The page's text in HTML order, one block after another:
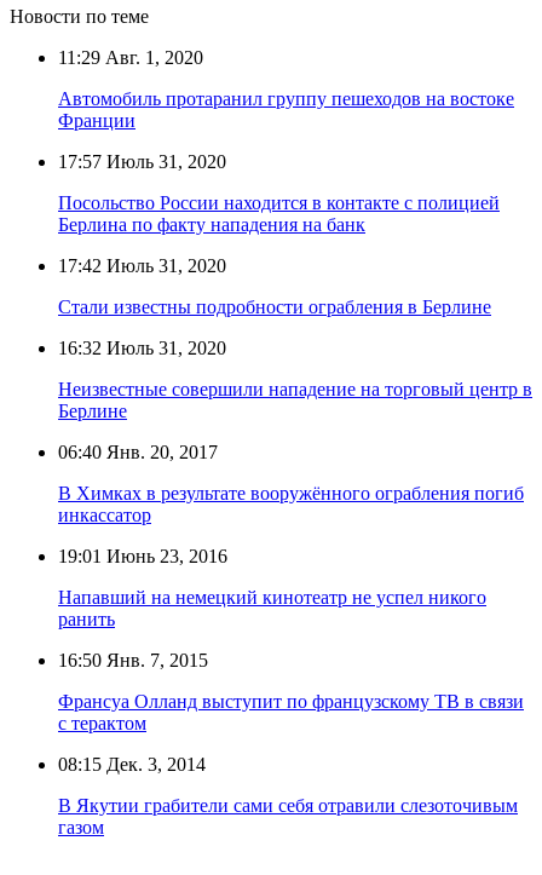
Новости по теме
11:29 Авг. 1, 2020
Автомобиль протаранил группу пешеходов на востоке
Франции
17:57 Июль 31, 2020
Посольство России находится в контакте с полицией
Берлина по факту нападения на банк
17:42 Июль 31, 2020
Стали известны подробности ограбления в Берлине
16:32 Июль 31, 2020
Неизвестные совершили нападение на торговый центр в
Берлине
06:40 Янв. 20, 2017
В Химках в результате вооружённого ограбления погиб
инкассатор
19:01 Июнь 23, 2016
Напавший на немецкий кинотеатр не успел никого
ранить
16:50 Янв. 7, 2015
Франсуа Олланд выступит по французскому ТВ в связи
с терактом
08:15 Дек. 3, 2014
В Якутии грабители сами себя отравили слезоточивым
газом